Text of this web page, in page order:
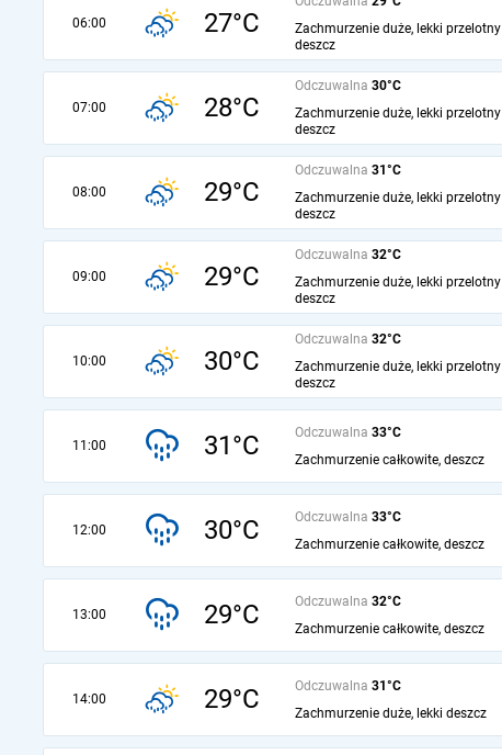
06:00 27°C
Zachmurzenie duże, lekki przelotny
deszcz
07:00 28°C
Odczuwalna 30°C
Zachmurzenie duże, lekki przelotny
deszcz
08:00 29°C
Odczuwalna 31°C
Zachmurzenie duże, lekki przelotny
deszcz
09:00 29°C
Odczuwalna 32°C
Zachmurzenie duże, lekki przelotny
deszcz
10:00 30°C
Odczuwalna 32°C
Zachmurzenie duże, lekki przelotny
deszcz
11:00 31°C Odczuwalna 33°C
Zachmurzenie całkowite, deszcz
12:00 30°C Odczuwalna 33°C
Zachmurzenie całkowite, deszcz
13:00 29°C Odczuwalna 32°C
Zachmurzenie całkowite, deszcz
14:00 29°C Odczuwalna 31°C
Zachmurzenie duże, lekki deszcz